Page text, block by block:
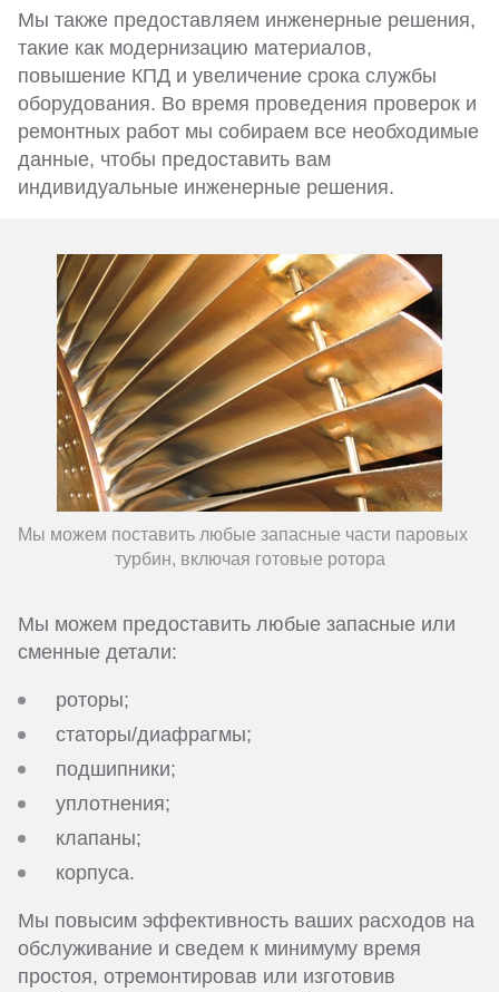
Мы также предоставляем инженерные решения,
такие как модернизацию материалов,
повышение КПД и увеличение срока службы
оборудования. Во время проведения проверок и
ремонтных работ мы собираем все необходимые
данные, чтобы предоставить вам
индивидуальные инженерные решения.
Мы можем поставить любые запасные части паровых
турбин, включая готовые ротора
Мы можем предоставить любые запасные или
сменные детали:
роторы;
статоры/диафрагмы;
подшипники;
уплотнения;
клапаны;
корпуса.
Мы повысим эффективность ваших расходов на
обслуживание и сведем к минимуму время
простоя, отремонтировав или изготовив